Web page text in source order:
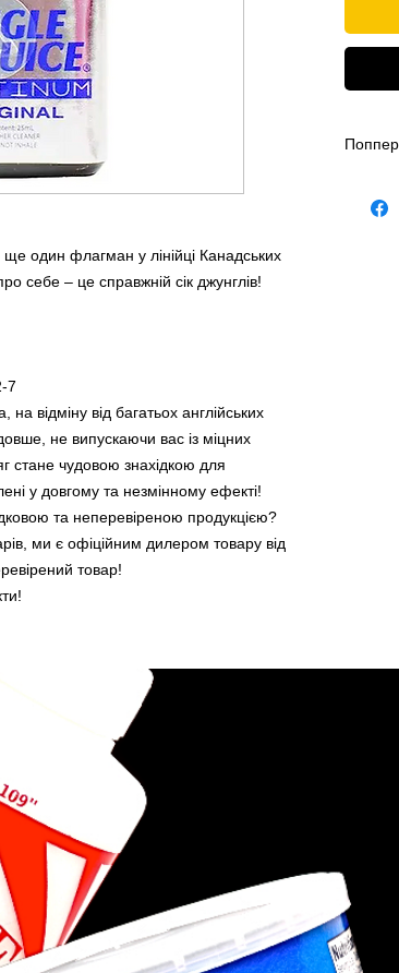
один флагман у лінійці Канадських
себе – це справжній сік джунглів!
7
відміну від багатьох англійських
не випускаючи вас із міцних
стане чудовою знахідкою для
у довгому та незмінному ефекті!
та неперевіреною продукцією?
ми є офіційним дилером товару від
товар!
в